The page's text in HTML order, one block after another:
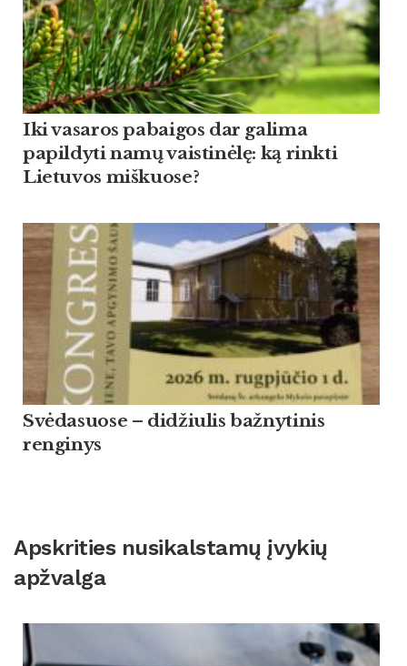
Iki vasaros pabaigos dar galima
papildyti namų vaistinėlę: ką rinkti
Lietuvos miškuose?
Svėdasuose – didžiulis bažnytinis
renginys
Apskrities nusikalstamų įvykių
apžvalga